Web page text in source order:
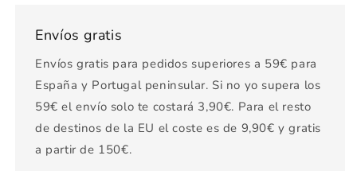
Envíos gratis
Envíos gratis para pedidos superiores a 59€ para
España y Portugal peninsular. Si no yo supera los
59€ el envío solo te costará 3,90€. Para el resto
de destinos de la EU el coste es de 9,90€ y gratis
a partir de 150€.